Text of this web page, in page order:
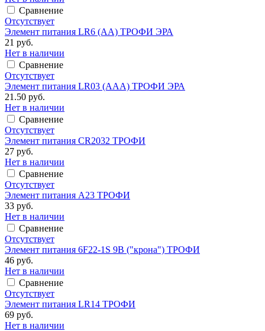
Сравнение
Отсутствует
Элемент питания LR6 (АА) ТРОФИ ЭРА
21 руб.
Нет в наличии
Сравнение
Отсутствует
Элемент питания LR03 (ААА) ТРОФИ ЭРА
21.50 руб.
Нет в наличии
Сравнение
Отсутствует
Элемент питания CR2032 ТРОФИ
27 руб.
Нет в наличии
Сравнение
Отсутствует
Элемент питания А23 ТРОФИ
33 руб.
Нет в наличии
Сравнение
Отсутствует
Элемент питания 6F22-1S 9В ("крона") ТРОФИ
46 руб.
Нет в наличии
Сравнение
Отсутствует
Элемент питания LR14 ТРОФИ
69 руб.
Нет в наличии